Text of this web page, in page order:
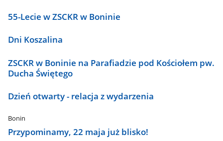
55-Lecie w ZSCKR w Boninie
Dni Koszalina
ZSCKR w Boninie na Parafiadzie pod Kościołem pw.
Ducha Świętego
Dzień otwarty - relacja z wydarzenia
Bonin
Przypominamy, 22 maja już blisko!